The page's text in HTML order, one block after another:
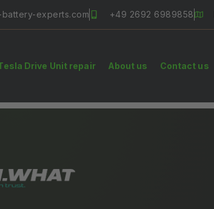
experts.com +49 2692 6989858
Drive Unit repair About us Contact us